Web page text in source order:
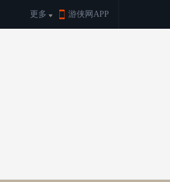
更多 游侠网APP